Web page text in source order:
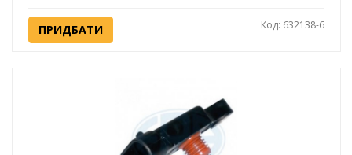
ПРИДБАТИ Код: 632138-6